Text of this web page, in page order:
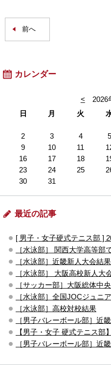
前へ
カレンダー
< 2026
日
月 火
2
3 4 5
9
10 11
16
17 18
23
24 25
30
31
最近の記事
[ 男子・女子硬式テニス部 ]
［水泳部］ 関西大学高等部
［水泳部］近畿新人大会結果
［水泳部］ 大阪高校新人大
［サッカー部］大阪総体中
［水泳部］全国JOCジュニ
［水泳部］高校対校結果
［男子バレーボール部］近
【男子・女子 硬式テニス部
［男子バレーボール部］近